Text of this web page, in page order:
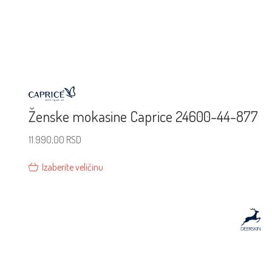
Ženske mokasine Caprice 24600-44-877
11.990,00 RSD
Izaberite veličinu